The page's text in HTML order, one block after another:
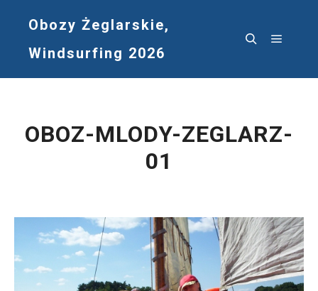
Obozy Żeglarskie,
Windsurfing 2026
OBOZ-MLODY-ZEGLARZ-
01